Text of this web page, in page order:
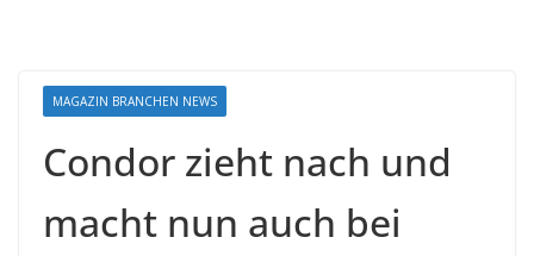
MAGAZIN BRANCHEN NEWS
Condor zieht nach und
macht nun auch bei